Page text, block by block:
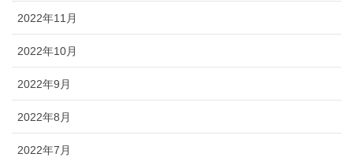
2022年11月
2022年10月
2022年9月
2022年8月
2022年7月